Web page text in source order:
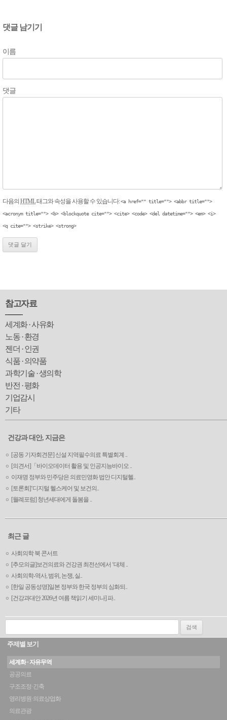
댓글 남기기
이름
댓글
다음의 HTML태그와 속성을 사용할 수 있습니다:<a href="" title=""> <abbr title="">
<acronym title=""> <b> <blockquote cite=""> <cite> <code> <del datetime=""> <em> <i>
<q cite=""> <strike> <strong>
참고자료
세계화 · 사유화
노동 · 환경
젠더 · 인권
식품 · 의약품
과학기술 · 생의학
반전 · 평화
기업감시
기타
건강과 대안, 지금은
[공동 기자회견문] 신설 지역필수의료 특별회계 ..
[의견서]「바이오데이터 활용 및 인공지능바이오 ..
이재명 정부와 민주당은 의료민영화 법안 디지털헬..
[토론회]‘디지털 헬스케어 및 보건의..
[월례포럼] 청년세대에게 돌봄을 ..
최근 글
사회의학 북 콘서트
[추모의글]보건의료와 건강권 최전선에서 ‘대체 ..
사회의학-역사, 범위, 논쟁, 실..
[한일 공동성명]일본 정부와 한국 정부의 심화되..
[건강과대안 2026년 여름 책읽기 세미나] 파..
검색:
주제별 보기
세계화 · 자유무역
공공의료
구조조정·긴축
영리병원·의료상업화
의료관광